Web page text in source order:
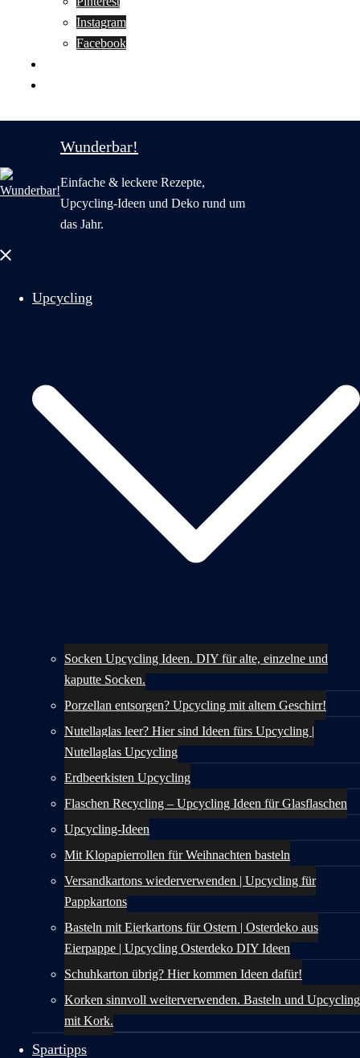
Instagram
Facebook
Wunderbar!
Einfache & leckere Rezepte,
Upcycling-Ideen und Deko rund um
das Jahr.
Menü
Upcycling
Socken Upcycling Ideen. DIY für alte, einzelne und
kaputte Socken.
Porzellan entsorgen? Upcycling mit altem Geschirr!
Nutellaglas leer? Hier sind Ideen fürs Upcycling |
Nutellaglas Upcycling
Erdbeerkisten Upcycling
Flaschen Recycling – Upcycling Ideen für Glasflaschen
Upcycling-Ideen
Mit Klopapierrollen für Weihnachten basteln
Versandkartons wiederverwenden | Upcycling für
Pappkartons
Basteln mit Eierkartons für Ostern | Osterdeko aus
Eierpappe | Upcycling Osterdeko DIY Ideen
Schuhkarton übrig? Hier kommen Ideen dafür!
Korken sinnvoll weiterverwenden. Basteln und Upcycling
mit Kork.
Spartipps